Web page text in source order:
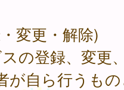
変更・解除)
の登録、変更
が自ら行うも